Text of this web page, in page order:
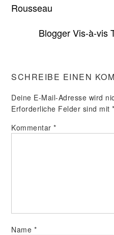
Rousseau
Blogger Vis-à-vis
SCHREIBE EINEN
Deine E-Mail-Adresse wird
Erforderliche Felder sind mit*
Kommentar*
Name *